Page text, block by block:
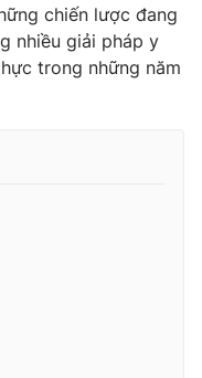
chiến lược đang
nhiều giải pháp y
trong những năm